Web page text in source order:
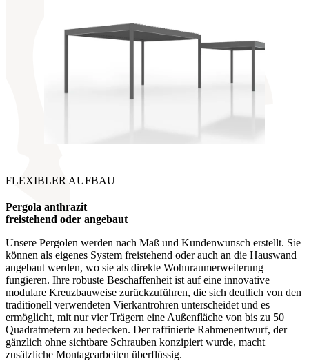
FLEXIBLER AUFBAU
Pergola anthrazit
freistehend oder angebaut
Unsere Pergolen werden nach Maß und Kundenwunsch erstellt. Sie
können als eigenes System freistehend oder auch an die Hauswand
angebaut werden, wo sie als direkte Wohnraumerweiterung
fungieren. Ihre robuste Beschaffenheit ist auf eine innovative
modulare Kreuzbauweise zurückzuführen, die sich deutlich von den
traditionell verwendeten Vierkantrohren unterscheidet und es
ermöglicht, mit nur vier Trägern eine Außenfläche von bis zu 50
Quadratmetern zu bedecken. Der raffinierte Rahmenentwurf, der
gänzlich ohne sichtbare Schrauben konzipiert wurde, macht
zusätzliche Montagearbeiten überflüssig.